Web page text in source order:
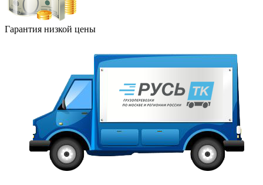
Гарантия низкой цены